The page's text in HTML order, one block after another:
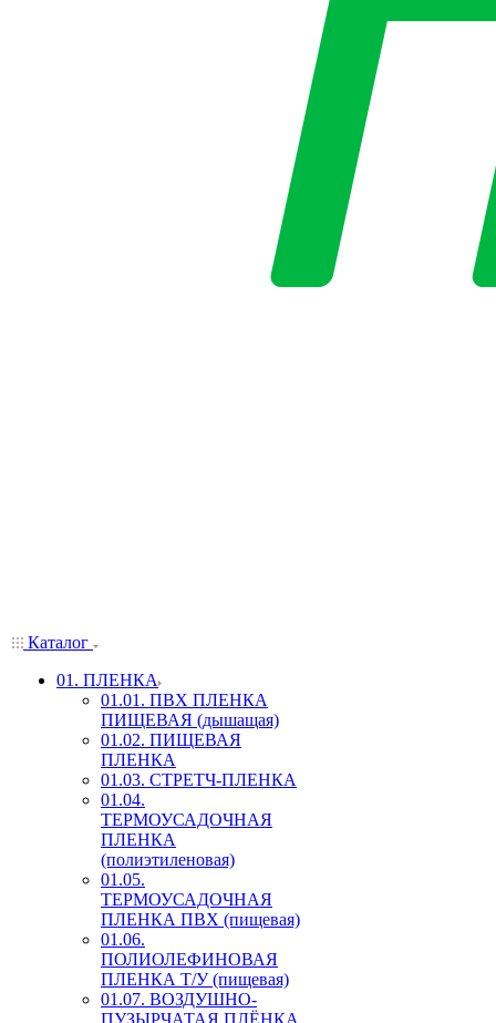
Каталог
01. ПЛЕНКА
01.01. ПВХ ПЛЕНКА
ПИЩЕВАЯ (дышащая)
01.02. ПИЩЕВАЯ
ПЛЕНКА
01.03. СТРЕТЧ-ПЛЕНКА
01.04.
ТЕРМОУСАДОЧНАЯ
ПЛЕНКА
(полиэтиленовая)
01.05.
ТЕРМОУСАДОЧНАЯ
ПЛЕНКА ПВХ (пищевая)
01.06.
ПОЛИОЛЕФИНОВАЯ
ПЛЕНКА Т/У (пищевая)
01.07. ВОЗДУШНО-
ПУЗЫРЧАТАЯ ПЛЁНКА